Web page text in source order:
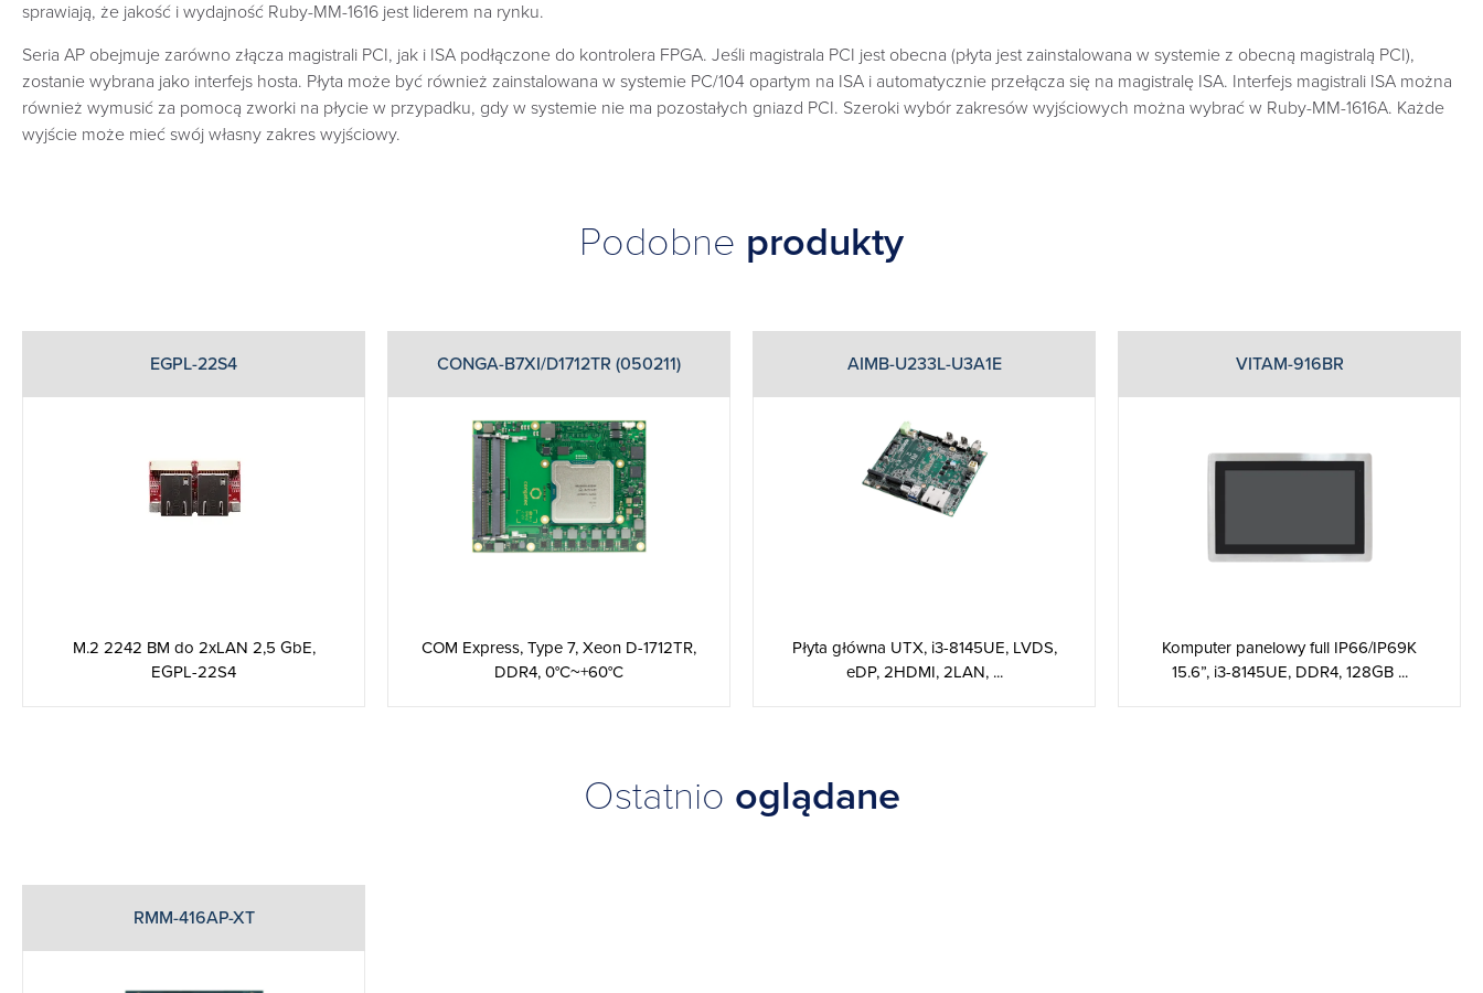
sprawiają, że jakość i wydajność Ruby-MM-1616 jest liderem na rynku.
Seria AP obejmuje zarówno złącza magistrali PCI, jak i ISA podłączone do kontrolera FPGA. Jeśli magistrala PCI jest obecna (płyta jest zainstalowana w systemie z obecną magistralą PCI),
zostanie wybrana jako interfejs hosta. Płyta może być również zainstalowana w systemie PC/104 opartym na ISA i automatycznie przełącza się na magistralę ISA. Interfejs magistrali ISA można
również wymusić za pomocą zworki na płycie w przypadku, gdy w systemie nie ma pozostałych gniazd PCI. Szeroki wybór zakresów wyjściowych można wybrać w Ruby-MM-1616A. Każde
wyjście może mieć swój własny zakres wyjściowy.
Podobne produkty
EGPL-22S4
M.2 2242 BM do 2xLAN 2,5 GbE,
EGPL-22S4
CONGA-B7XI/D1712TR (050211)
COM Express, Type 7, Xeon D-1712TR,
DDR4, 0°C~+60°C
AIMB-U233L-U3A1E
Płyta główna UTX, i3-8145UE, LVDS,
eDP, 2HDMI, 2LAN, ...
VITAM-916BR
Komputer panelowy full IP66/IP69K
15.6”, i3-8145UE, DDR4, 128GB ...
Ostatnio oglądane
RMM-416AP-XT